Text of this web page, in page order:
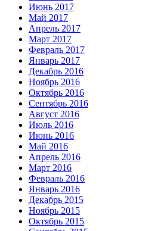
Июнь 2017
Май 2017
Апрель 2017
Март 2017
Февраль 2017
Январь 2017
Декабрь 2016
Ноябрь 2016
Октябрь 2016
Сентябрь 2016
Август 2016
Июль 2016
Июнь 2016
Май 2016
Апрель 2016
Март 2016
Февраль 2016
Январь 2016
Декабрь 2015
Ноябрь 2015
Октябрь 2015